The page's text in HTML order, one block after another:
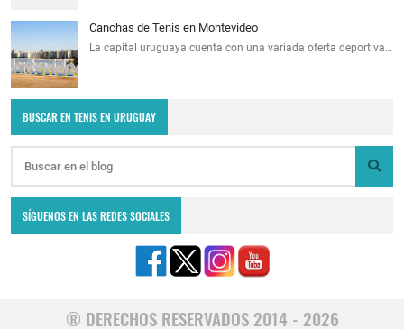
Canchas de Tenis en Montevideo
La capital uruguaya cuenta con una variada oferta deportiva…
BUSCAR EN TENIS EN URUGUAY
SÍGUENOS EN LAS REDES SOCIALES
® DERECHOS RESERVADOS 2014 - 2026